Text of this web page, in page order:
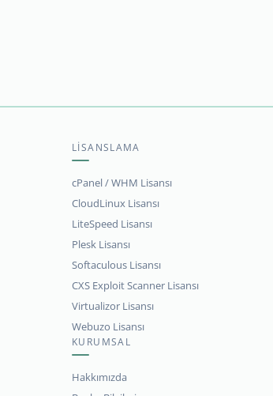
LİSANSLAMA
cPanel / WHM Lisansı
CloudLinux Lisansı
LiteSpeed Lisansı
Plesk Lisansı
Softaculous Lisansı
CXS Exploit Scanner Lisansı
Virtualizor Lisansı
Webuzo Lisansı
KURUMSAL
Hakkımızda